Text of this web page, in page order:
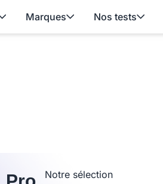
Marques Nos tests
Notre sélection